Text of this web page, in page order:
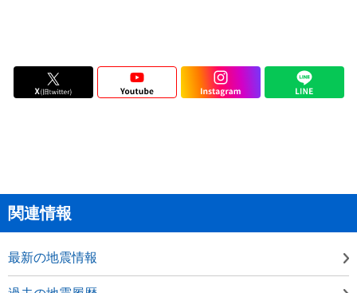
関連情報
最新の地震情報